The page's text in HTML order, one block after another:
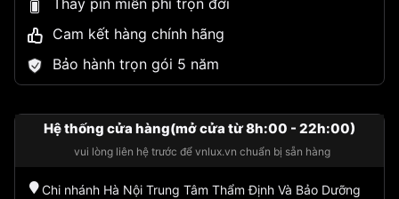
Thay pin miễn phí trọn đời
Cam kết hàng chính hãng
Bảo hành trọn gói 5 năm
Hệ thống cửa hàng(mở cửa từ 8h:00 - 22h:00)
vui lòng liên hệ trước để vnlux.vn chuẩn bị sẵn hàng
Chi nhánh Hà Nội Trung Tâm Thẩm Định Và Bảo Dưỡng